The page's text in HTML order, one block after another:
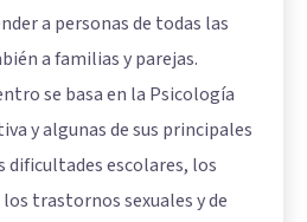
a personas de todas las
a familias y parejas.
se basa en la Psicología
y algunas de sus principales
dificultades escolares, los
trastornos sexuales y de